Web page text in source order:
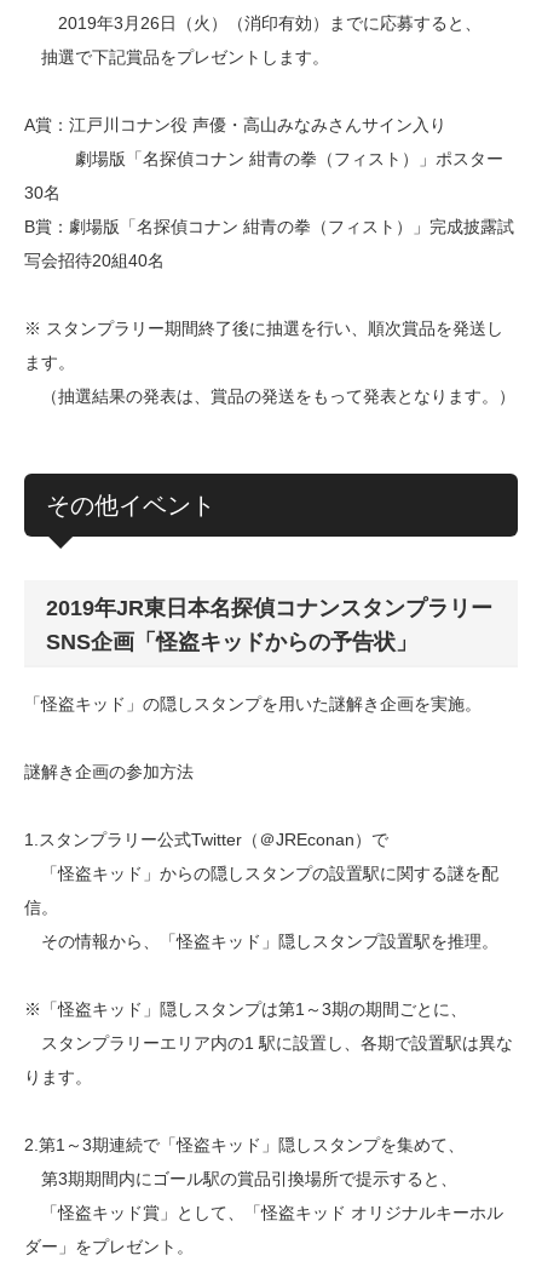
2019年3月26日（火）（消印有効）までに応募すると、
抽選で下記賞品をプレゼントします。
A賞：江戸川コナン役 声優・高山みなみさんサイン入り
劇場版「名探偵コナン 紺青の拳（フィスト）」ポスター
30名
B賞：劇場版「名探偵コナン 紺青の拳（フィスト）」完成披露試
写会招待20組40名
※ スタンプラリー期間終了後に抽選を行い、順次賞品を発送し
ます。
（抽選結果の発表は、賞品の発送をもって発表となります。）
その他イベント
2019年JR東日本名探偵コナンスタンプラリー
SNS企画「怪盗キッドからの予告状」
「怪盗キッド」の隠しスタンプを用いた謎解き企画を実施。
謎解き企画の参加方法
1.スタンプラリー公式Twitter（＠JREconan）で
「怪盗キッド」からの隠しスタンプの設置駅に関する謎を配
信。
その情報から、「怪盗キッド」隠しスタンプ設置駅を推理。
※「怪盗キッド」隠しスタンプは第1～3期の期間ごとに、
スタンプラリーエリア内の1 駅に設置し、各期で設置駅は異な
ります。
2.第1～3期連続で「怪盗キッド」隠しスタンプを集めて、
第3期期間内にゴール駅の賞品引換場所で提示すると、
「怪盗キッド賞」として、「怪盗キッド オリジナルキーホル
ダー」をプレゼント。